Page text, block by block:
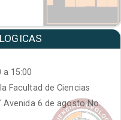
a 15:00
Facultad de Ciencias
Avenida 6 de agosto No.